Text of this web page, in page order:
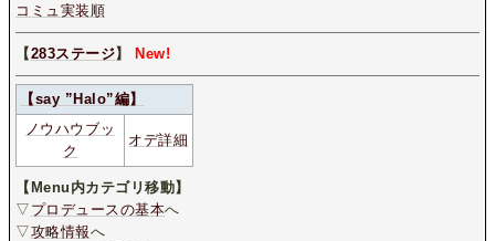
コミュ実装順
【283ステージ】 New!
【say ”Halo”編】
ノウハウブッ
ク
オデ詳細
【Menu内カテゴリ移動】
▽ プロデュースの基本へ
▽攻略情報へ